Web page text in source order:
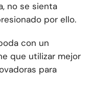
no se sienta
por ello.
con un
que utilizar mejor
para